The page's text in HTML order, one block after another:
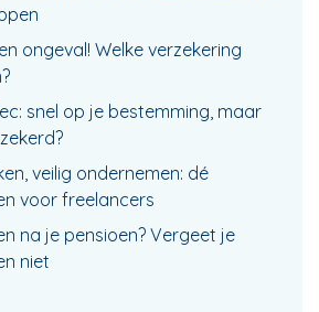
ongeval! Welke verzekering
snel op je bestemming, maar
veilig ondernemen: dé
voor freelancers
na je pensioen? Vergeet je
niet